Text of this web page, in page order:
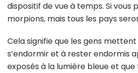
dispositif de vue à temps. Si vous
morpions, mais tous les pays
Cela signifie que les gens
s’endormir et à rester endormis
exposés à la lumière bleue et